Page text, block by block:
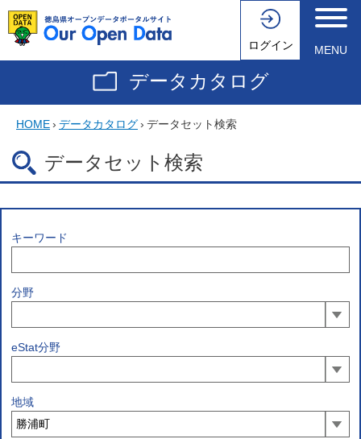
ログイン MENU
データカタログ
HOME› データカタログ› データセット検索
データセット検索
キーワード
分野
eStat分野
地域